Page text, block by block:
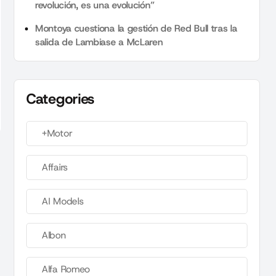
revolución, es una evolución”
Montoya cuestiona la gestión de Red Bull tras la
salida de Lambiase a McLaren
Categories
+Motor
Affairs
AI Models
Albon
Alfa Romeo